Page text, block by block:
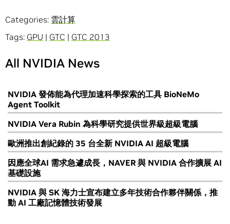
Categories: 雲計算
Tags: GPU | GTC | GTC 2013
All NVIDIA News
NVIDIA 發佈能為代理加速科學探索的工具 BioNeMo
Agent Toolkit
NVIDIA Vera Rubin 為科學研究提供世界級超級電腦
歐洲推出創紀錄的 35 台全新 NVIDIA AI 超級電腦
因應全球AI 需求急遽成長，NAVER 與 NVIDIA 合作擴展 AI
基礎設施
NVIDIA 與 SK 海力士宣布建立多年技術合作夥伴關係，推
動 AI 工廠記憶體技術發展